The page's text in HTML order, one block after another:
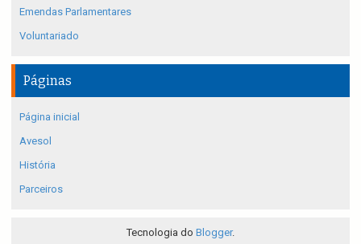
Emendas Parlamentares
Voluntariado
Páginas
Página inicial
Avesol
História
Parceiros
Tecnologia do Blogger.